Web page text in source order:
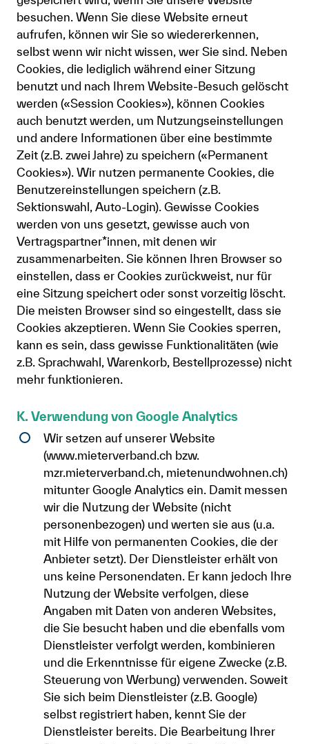
besuchen. Wenn Sie diese Website erneut
aufrufen, können wir Sie so wiedererkennen,
selbst wenn wir nicht wissen, wer Sie sind. Neben
Cookies, die lediglich während einer Sitzung
benutzt und nach Ihrem Website-Besuch gelöscht
werden («Session Cookies»), können Cookies
auch benutzt werden, um Nutzungseinstellungen
und andere Informationen über eine bestimmte
Zeit (z.B. zwei Jahre) zu speichern («Permanent
Cookies»). Wir nutzen permanente Cookies, die
Benutzereinstellungen speichern (z.B.
Sektionswahl, Auto-Login). Gewisse Cookies
werden von uns gesetzt, gewisse auch von
Vertragspartner*innen, mit denen wir
zusammenarbeiten. Sie können Ihren Browser so
einstellen, dass er Cookies zurückweist, nur für
eine Sitzung speichert oder sonst vorzeitig löscht.
Die meisten Browser sind so eingestellt, dass sie
Cookies akzeptieren. Wenn Sie Cookies sperren,
kann es sein, dass gewisse Funktionalitäten (wie
z.B. Sprachwahl, Warenkorb, Bestellprozesse) nicht
mehr funktionieren.
K. Verwendung von Google Analytics
Wir setzen auf unserer Website
(www.mieterverband.ch bzw.
mzr.mieterverband.ch, mietenundwohnen.ch)
mitunter Google Analytics ein. Damit messen
wir die Nutzung der Website (nicht
personenbezogen) und werten sie aus (u.a.
mit Hilfe von permanenten Cookies, die der
Anbieter setzt). Der Dienstleister erhält von
uns keine Personendaten. Er kann jedoch Ihre
Nutzung der Website verfolgen, diese
Angaben mit Daten von anderen Websites,
die Sie besucht haben und die ebenfalls vom
Dienstleister verfolgt werden, kombinieren
und die Erkenntnisse für eigene Zwecke (z.B.
Steuerung von Werbung) verwenden. Soweit
Sie sich beim Dienstleister (z.B. Google)
selbst registriert haben, kennt Sie der
Dienstleister bereits. Die Bearbeitung Ihrer